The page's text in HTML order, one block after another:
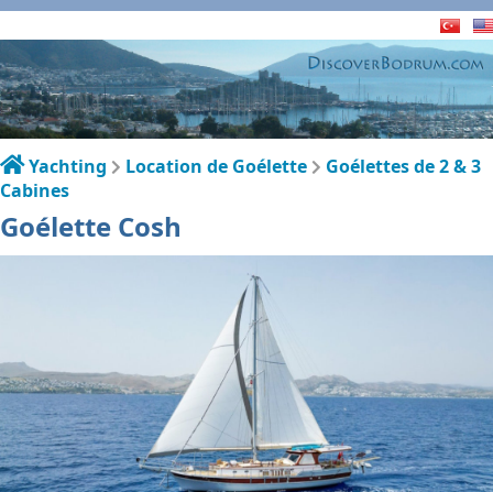
Yachting Location de Goélette
Goélettes de 2 & 3
Cabines
Goélette Cosh